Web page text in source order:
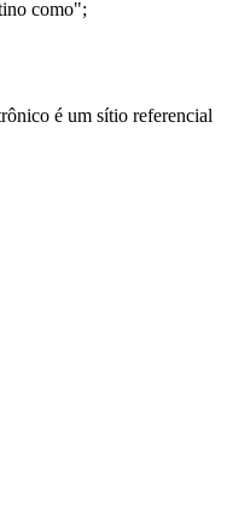
como";
é um sítio referencial